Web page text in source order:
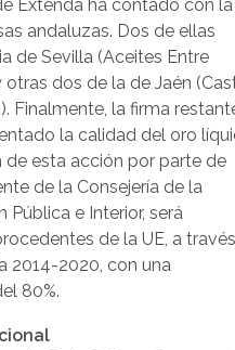
Extenda ha contado con la
andaluzas. Dos de ellas
de Sevilla (Aceites Entre
dos de la de Jaén
Finalmente, la firma
la calidad del oro
esta acción por parte de
de la Consejería de la
Pública e Interior, será
de la UE, a
2014-2020, con una
80%.